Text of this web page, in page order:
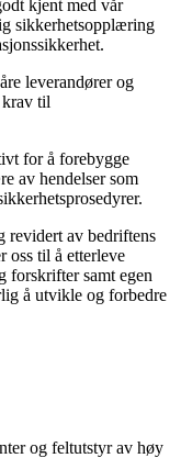
kjent med vår
sikkerhetsopplæring
leverandører og
krav til
for å forebygge
av hendelser som
revidert av bedriftens
oss til å etterleve
forskrifter samt egen
å utvikle og forbedre
og feltutstyr av høy